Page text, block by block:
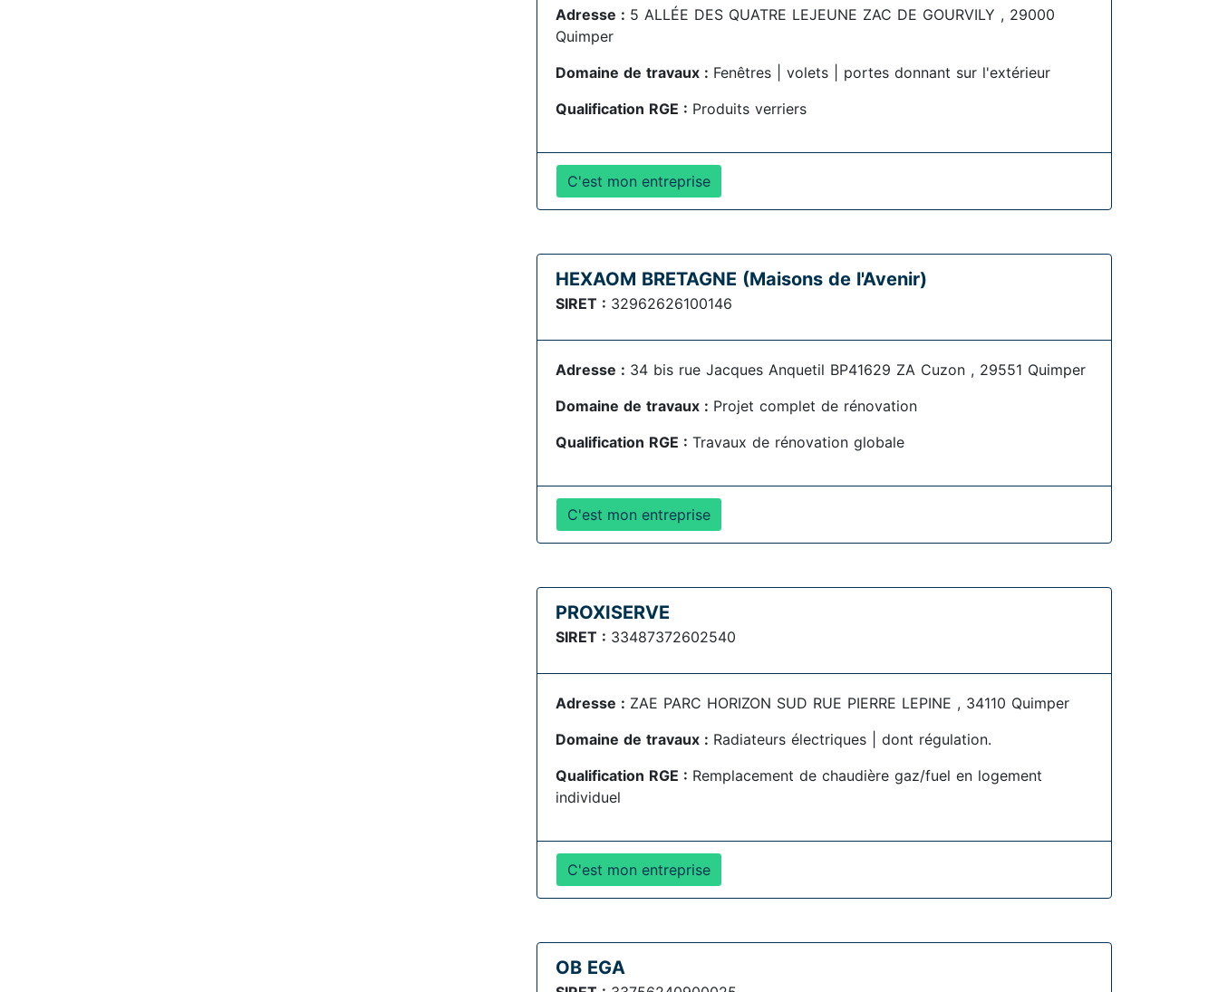
Adresse : 5 ALLÉE DES QUATRE LEJEUNE ZAC DE GOURVILY , 29000
Quimper
Domaine de travaux : Fenêtres | volets | portes donnant sur l'extérieur
Qualification RGE : Produits verriers
C'est mon entreprise
HEXAOM BRETAGNE (Maisons de l'Avenir)
SIRET : 32962626100146
Adresse : 34 bis rue Jacques Anquetil BP41629 ZA Cuzon , 29551 Quimper
Domaine de travaux : Projet complet de rénovation
Qualification RGE : Travaux de rénovation globale
C'est mon entreprise
PROXISERVE
SIRET : 33487372602540
Adresse : ZAE PARC HORIZON SUD RUE PIERRE LEPINE , 34110 Quimper
Domaine de travaux : Radiateurs électriques | dont régulation.
Qualification RGE : Remplacement de chaudière gaz/fuel en logement
individuel
C'est mon entreprise
OB EGA